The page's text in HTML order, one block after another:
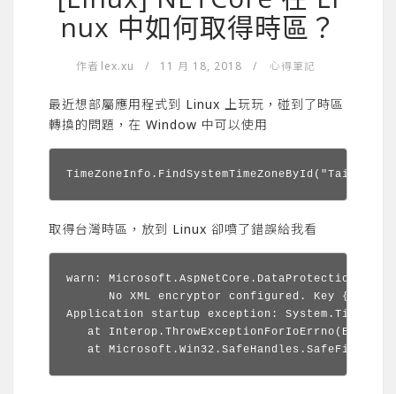
nux 中如何取得時區？
作者 lex.xu / 11 月 18, 2018 / 心得筆記
最近想部屬應用程式到 Linux 上玩玩，碰到了時區
轉換的問題，在 Window 中可以使用
TimeZoneInfo.FindSystemTimeZoneById("Taipei
取得台灣時區，放到 Linux 卻噴了錯誤給我看
warn:
No XML encryptor configured. Key
Application startup exception:
at
at